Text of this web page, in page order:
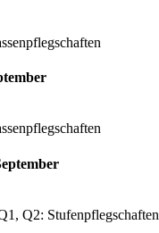
Q2: Stufenpflegschaften